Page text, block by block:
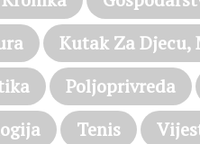
Kutak Za
Poljoprivreda
Tenis